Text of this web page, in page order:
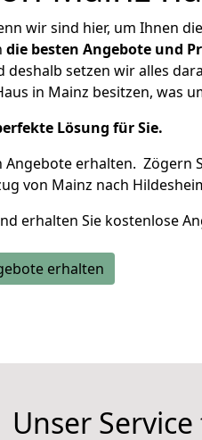
wir sind hier, um Ihnen die
die besten Angebote und
setzen wir alles
in Mainz besitzen, was
Lösung für Sie.
Angebote erhalten. Zögern
von Mainz nach
erhalten Sie kostenlose
erhalten
Unser